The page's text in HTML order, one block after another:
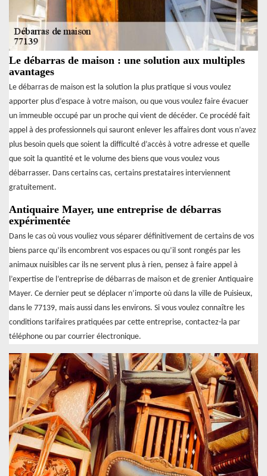
Le débarras de maison : une solution aux multiples
avantages
Le débarras de maison est la solution la plus pratique si vous voulez
apporter plus d’espace à votre maison, ou que vous voulez faire évacuer
un immeuble occupé par un proche qui vient de décéder. Ce procédé fait
appel à des professionnels qui sauront enlever les affaires dont vous n’avez
plus besoin quels que soient la difficulté d’accès à votre adresse et quelle
que soit la quantité et le volume des biens que vous voulez vous
débarrasser. Dans certains cas, certains prestataires interviennent
gratuitement.
Antiquaire Mayer, une entreprise de débarras
expérimentée
Dans le cas où vous vouliez vous séparer définitivement de certains de vos
biens parce qu’ils encombrent vos espaces ou qu’il sont rongés par les
animaux nuisibles car ils ne servent plus à rien, pensez à faire appel à
l’expertise de l’entreprise de débarras de maison et de grenier Antiquaire
Mayer. Ce dernier peut se déplacer n’importe où dans la ville de Puisieux,
dans le 77139, mais aussi dans les environs. Si vous voulez connaître les
conditions tarifaires pratiquées par cette entreprise, contactez-la par
téléphone ou par courrier électronique.